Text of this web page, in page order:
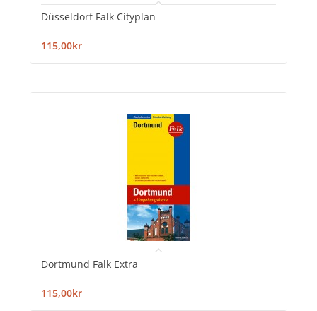
Düsseldorf Falk Cityplan
115,00kr
Dortmund Falk Extra
115,00kr